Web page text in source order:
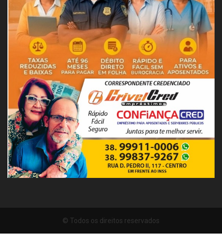
© Todos os direitos reservados